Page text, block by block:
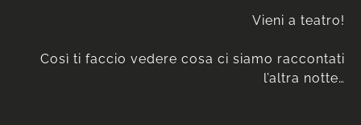
Vieni a teatro!
Così ti faccio vedere cosa ci siamo raccontati
l’altra notte…